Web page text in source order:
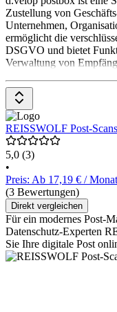
Zustellung von
Unternehmen,
ermöglicht die
DSGVO und bietet
Verwaltung von
REISSWOLF Post-
5,0 (3)
•
Preis: Ab 17,19 € / Monat
(3 Bewertungen)
Direkt vergleichen
Für ein modernes Post-
Datenschutz-Experten
Sie Ihre digitale Post